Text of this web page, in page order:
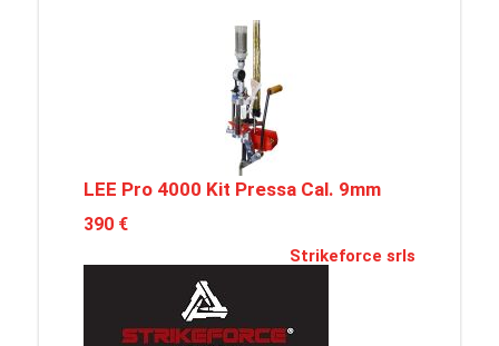
LEE Pro 4000 Kit Pressa Cal. 9mm
390 €
Strikeforce srls